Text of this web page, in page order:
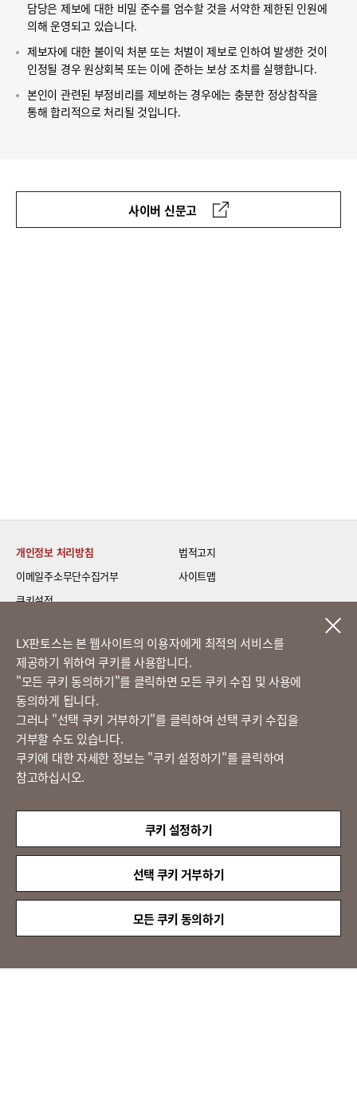
담당은 제보에 대한 비밀 준수를 엄수할 것을 서약한 제한된 인원에
의해 운영되고 있습니다.
제보자에 대한 불이익 처분 또는 처벌이 제보로 인하여 발생한 것이
인정될 경우 원상회복 또는 이에 준하는 보상 조치를 실행합니다.
본인이 관련된 부정비리를 제보하는 경우에는 충분한 정상참작을
통해 합리적으로 처리될 것입니다.
사이버 신문고
개인정보 처리방침
법적고지
이메일주소무단수집거부
사이트맵
쿠키설정
LG 베스트 케어 이전설치
고객의 소리
정도경영 신문고
(주)LX판토스 사업자등록번호 : 116-81-31734
서울시 종로구 새문안로 58
대표전화 :02-3771-2114
해외직구 문의 : 02-3771-2013 / 2014
© LX Pantos Co., Ltd. All rights reserved.
LX판토스는 본 웹사이트의 이용자에게 최적의 서비스를
제공하기 위하여 쿠키를 사용합니다.
​"모든 쿠키 동의하기"를 클릭하면 모든 쿠키 수집 및 사용에
동의하게 됩니다.
그러나 "선택 쿠키 거부하기"를 클릭하여 선택 쿠키 수집을
거부할 수도 있습니다.
쿠키에 대한 자세한 정보는 "쿠키 설정하기"를 클릭하여
참고하십시오.
쿠키 설정하기
선택 쿠키 거부하기
모든 쿠키 동의하기